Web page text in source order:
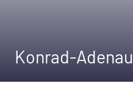
Konrad-